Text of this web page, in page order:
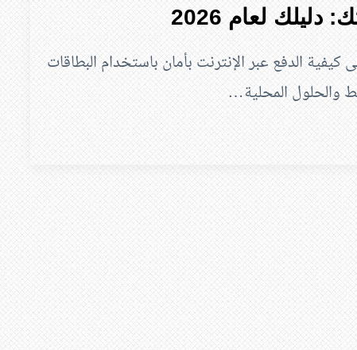
لعام 2026
كيفية الدفع عبر الإنترنت بأمان باستخدام البطاقات
والحلول المحلية…